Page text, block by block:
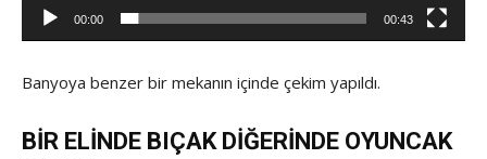
00:00 00:43
Banyoya benzer bir mekanın içinde çekim yapıldı.
BİR ELİNDE BIÇAK DİĞERİNDE OYUNCAK